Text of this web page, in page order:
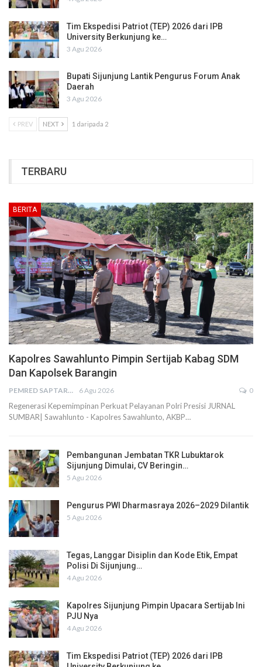
Tim Ekspedisi Patriot (TEP) 2026 dari IPB
University Berkunjung ke…
3 Agu 2026
Bupati Sijunjung Lantik Pengurus Forum Anak
Daerah
3 Agu 2026
PREV NEXT 1 daripada 2
TERBARU
BERITA
Kapolres Sawahlunto Pimpin Sertijab Kabag SDM
Dan Kapolsek Barangin
PEMRED SAPTARIUS 6 Agu 2026 0
Regenerasi Kepemimpinan Perkuat Pelayanan Polri Presisi JURNAL
SUMBAR| Sawahlunto - Kapolres Sawahlunto, AKBP…
Pembangunan Jembatan TKR Lubuktarok
Sijunjung Dimulai, CV Beringin…
5 Agu 2026
Pengurus PWI Dharmasraya 2026–2029 Dilantik
5 Agu 2026
Tegas, Langgar Disiplin dan Kode Etik, Empat
Polisi Di Sijunjung…
4 Agu 2026
Kapolres Sijunjung Pimpin Upacara Sertijab Ini
PJU Nya
4 Agu 2026
Tim Ekspedisi Patriot (TEP) 2026 dari IPB